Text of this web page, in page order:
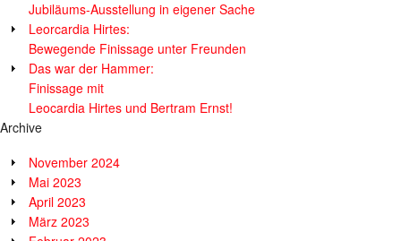
Jubiläums-Ausstellung in eigener Sache
Leorcardia Hirtes:
Bewegende Finissage unter Freunden
Das war der Hammer:
Finissage mit
Leocardia Hirtes und Bertram Ernst!
Archive
November 2024
Mai 2023
April 2023
März 2023